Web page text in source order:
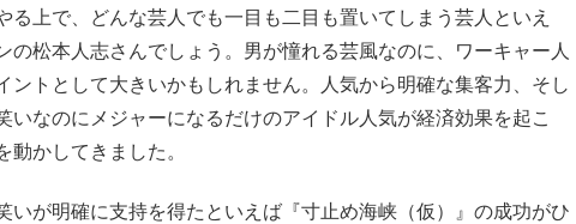
上で、どんな芸人でも一目も二目も置いてしまう芸人といえ
の松本人志さんでしょう。男が憧れる芸風なのに、ワーキャー人
ントとして大きいかもしれません。人気から明確な集客力、そし
いなのにメジャーになるだけのアイドル人気が経済効果を起こ
動かしてきました。
が明確に支持を得たといえば『寸止め海峡（仮）』の成功がひ